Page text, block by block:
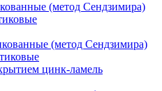
(метод Сендзимира)
(метод Сендзимира)
цинк-ламель